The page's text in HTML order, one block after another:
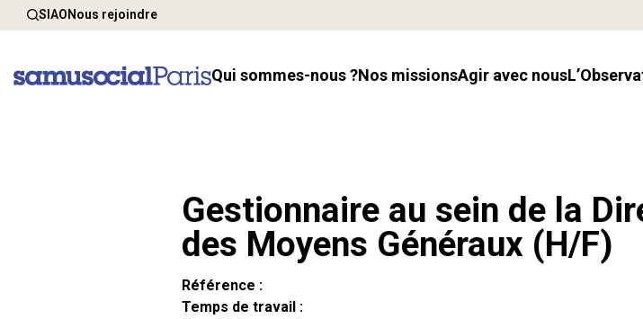
SIAONous rejoindre
Qui sommes-nous ? Nos missions Agir avec nous
Gestionnaire au sein de la
des Moyens Généraux (H/F)
Référence :
Temps de travail :